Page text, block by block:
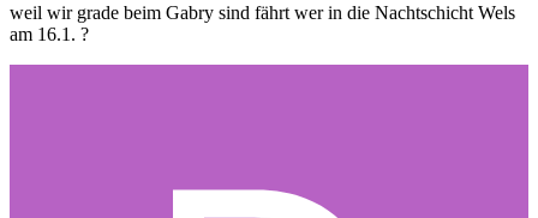
weil wir grade beim Gabry sind fährt wer in die Nachtschicht Wels
am 16.1. ?